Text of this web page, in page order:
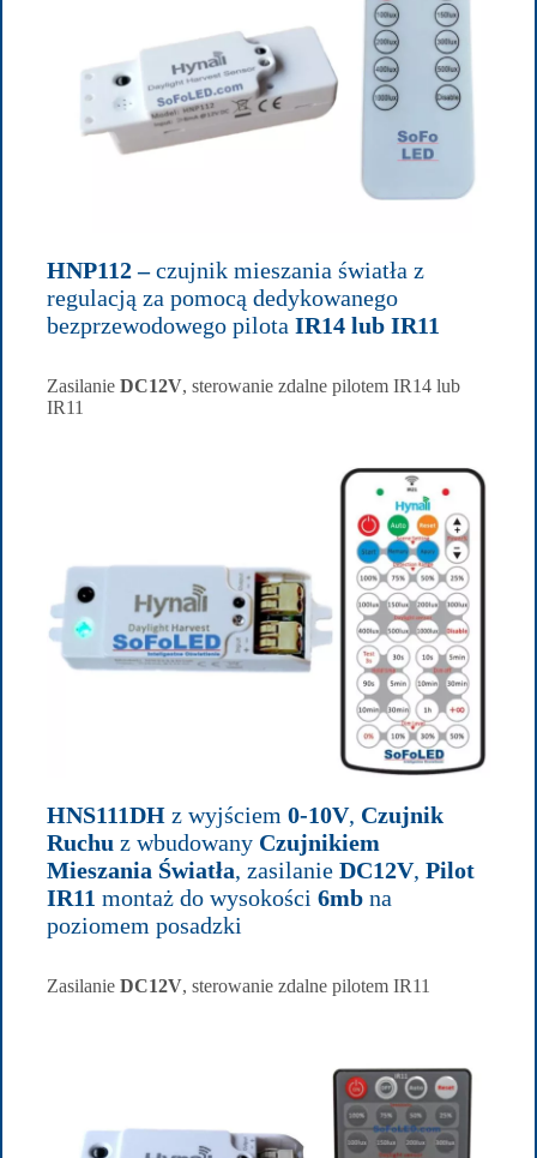
HNP112 –czujnik mieszania światła z
regulacją za pomocą dedykowanego
bezprzewodowego pilota IR14 lub IR11
Zasilanie DC12V, sterowanie zdalne pilotem IR14 lub
IR11
HNS111DHz wyjściem 0-10V, Czujnik
Ruchuz wbudowany Czujnikiem
Mieszania Światła, zasilanie DC12V, Pilot
IR11 montaż do wysokości 6mbna
poziomem posadzki
Zasilanie DC12V, sterowanie zdalne pilotem IR11